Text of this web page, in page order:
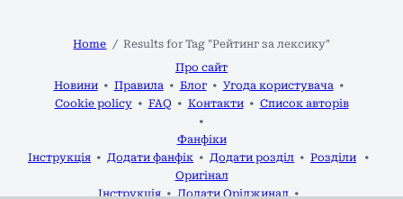
Home
Results for Tag "Рейтинг за лексику"
Про сайт
Новини
Правила Блог
Угода користувача
Cookie policy
FAQ Контакти Список авторів
Фанфіки
Інструкція
Додати фанфік Додати розділ
Розділи
Оригінал
Інструкція
Додати Оріджинал